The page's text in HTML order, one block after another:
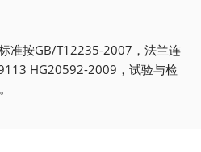
准按GB/T12235-2007，法兰连
HG20592-2009，试验与检